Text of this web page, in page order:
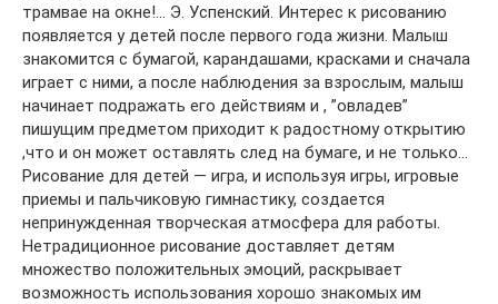
трамвае на окне!… Э. Успенский. Интерес к рисованию
появляется у детей после первого года жизни. Малыш
знакомится с бумагой, карандашами, красками и сначала
играет с ними, а после наблюдения за взрослым, малыш
начинает подражать его действиям и , ”овладев”
пишущим предметом приходит к радостному открытию
,что и он может оставлять след на бумаге, и не только…
Рисование для детей — игра, и используя игры, игровые
приемы и пальчиковую гимнастику, создается
непринужденная творческая атмосфера для работы.
Нетрадиционное рисование доставляет детям
множество положительных эмоций, раскрывает
возможность использования хорошо знакомых им